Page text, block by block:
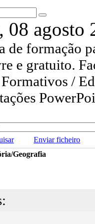
08 agosto
de formação
e gratuito.
/
Enviar ficheiro
Geografia